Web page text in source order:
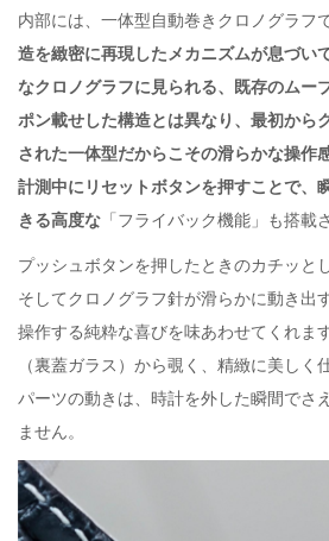
内部には、一体型自動巻きクロノグラフ
造を緻密に再現したメカニズムが息づい
なクロノグラフに見られる、既存のムー
ポン載せした構造とは異なり、最初から
された一体型だからこその滑らかな操作
計測中にリセットボタンを押すことで、
きる高度な 「フライバック機能」も搭載
プッシュボタンを押したときのカチッと
そしてクロノグラフ針が滑らかに動き出
操作する純粋な喜びを味あわせてくれま
（裏蓋ガラス）から覗く、精緻に美しく
パーツの動きは、時計を外した瞬間でさ
ません。